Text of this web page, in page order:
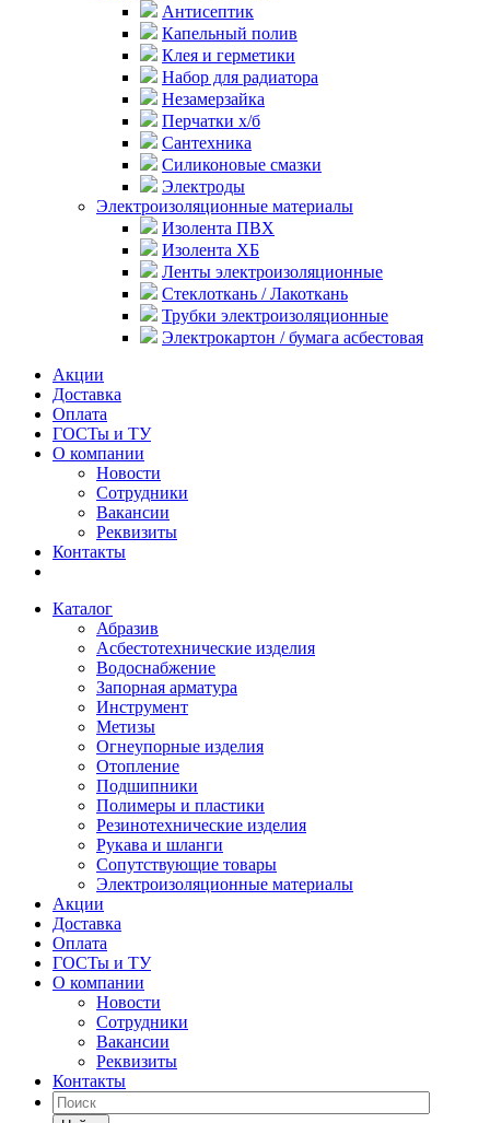
Антисептик
Капельный полив
Клея и герметики
Набор для радиатора
Незамерзайка
Перчатки х/б
Сантехника
Силиконовые смазки
Электроды
Электроизоляционные материалы
Изолента ПВХ
Изолента ХБ
Ленты электроизоляционные
Стеклоткань / Лакоткань
Трубки электроизоляционные
Электрокартон / бумага асбестовая
Акции
Доставка
Оплата
ГОСТы и ТУ
О компании
Новости
Сотрудники
Вакансии
Реквизиты
Контакты
Каталог
Абразив
Асбестотехнические изделия
Водоснабжение
Запорная арматура
Инструмент
Метизы
Огнеупорные изделия
Отопление
Подшипники
Полимеры и пластики
Резинотехнические изделия
Рукава и шланги
Сопутствующие товары
Электроизоляционные материалы
Акции
Доставка
Оплата
ГОСТы и ТУ
О компании
Новости
Сотрудники
Вакансии
Реквизиты
Контакты